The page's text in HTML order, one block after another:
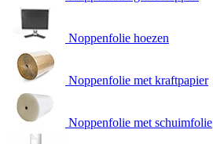
Noppenfolie hoezen
Noppenfolie met kraftpapier
Noppenfolie met schuimfolie